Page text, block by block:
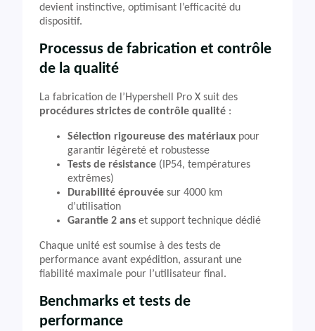
devient instinctive, optimisant l’efficacité du
dispositif.
Processus de fabrication et contrôle
de la qualité
La fabrication de l’Hypershell Pro X suit des
procédures strictes de contrôle qualité :
Sélection rigoureuse des matériaux pour
garantir légèreté et robustesse
Tests de résistance (IP54, températures
extrêmes)
Durabilité éprouvée sur 4000 km
d’utilisation
Garantie 2 ans et support technique dédié
Chaque unité est soumise à des tests de
performance avant expédition, assurant une
fiabilité maximale pour l’utilisateur final.
Benchmarks et tests de
performance